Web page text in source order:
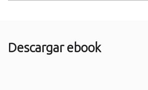
Descargar ebook